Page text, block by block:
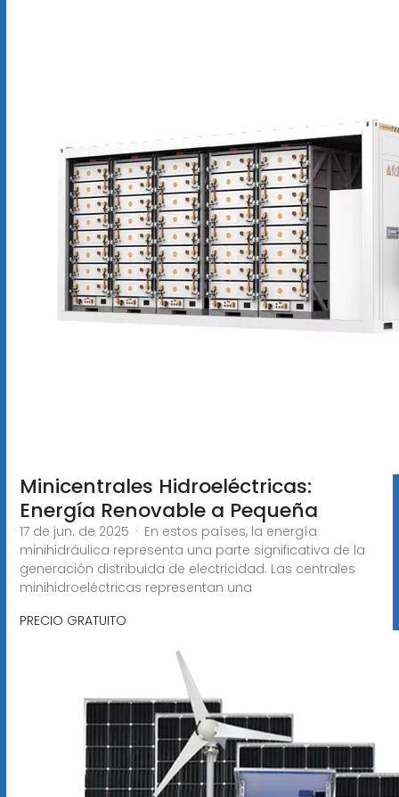
Minicentrales Hidroeléctricas:
Energía Renovable a Pequeña
17 de jun. de 2025 · En estos países, la energía
minihidráulica representa una parte significativa de la
generación distribuida de electricidad. Las centrales
minihidroeléctricas representan una
PRECIO GRATUITO